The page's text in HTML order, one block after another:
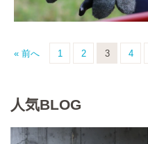
« 前へ 1 2 3 4
人気BLOG